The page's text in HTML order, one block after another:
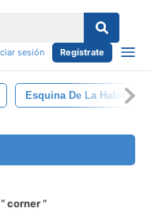
sesión Regístrate
Esquina De La Habitación
corner